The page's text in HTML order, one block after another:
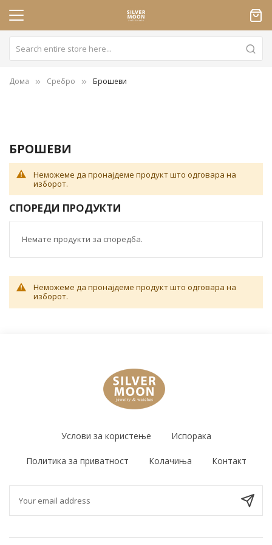
Дома Сребро Брошеви
БРОШЕВИ
Неможеме да пронајдеме продукт што одговара на
изборот.
СПОРЕДИ ПРОДУКТИ
Немате продукти за споредба.
Неможеме да пронајдеме продукт што одговара на
изборот.
Услови за користење Испорака
Политика за приватност Колачиња Контакт